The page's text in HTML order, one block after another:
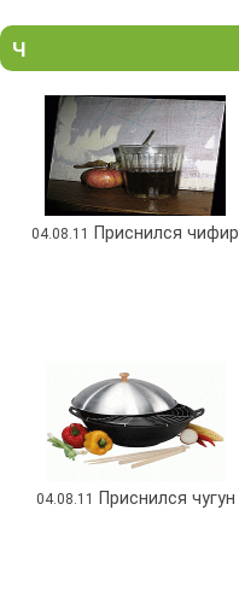
Ч
04.08.11 Приснился чифир
04.08.11 Приснился чугун